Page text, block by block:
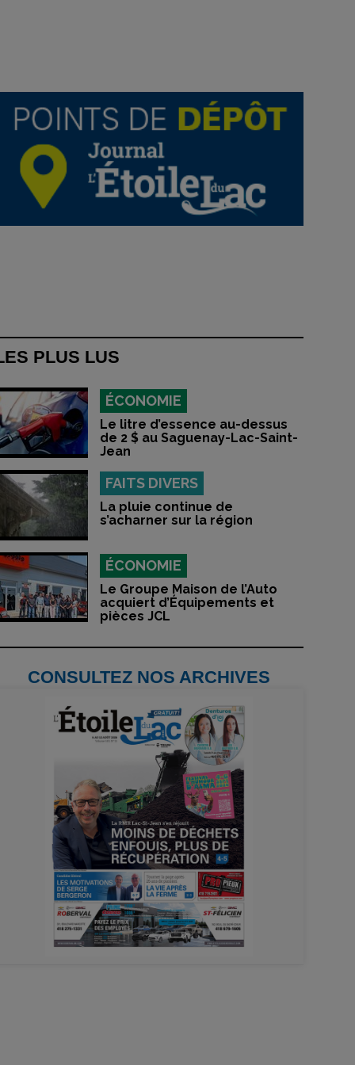
PLUS LUS
ÉCONOMIE
Le litre d’essence au-dessus
de 2 $ au Saguenay-Lac-Saint-
Jean
FAITS DIVERS
La pluie continue de
s’acharner sur la région
ÉCONOMIE
Le Groupe Maison de l’Auto
acquiert d’Équipements et
pièces JCL
CONSULTEZ NOS ARCHIVES